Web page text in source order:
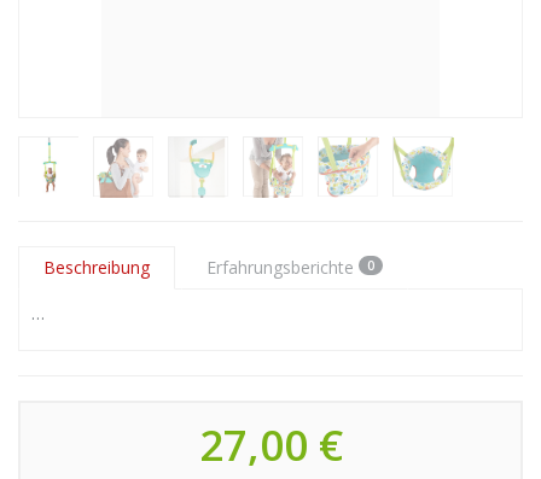
Beschreibung Erfahrungsberichte 0
…
27,00 €